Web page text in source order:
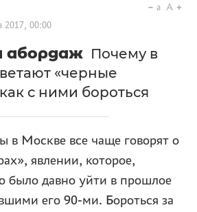
2017, 00:00
a A
Почему в
«черные
с ними бороться
в Москве все чаще говорят о
явлении, которое,
было давно уйти в прошлое
его 90-ми. Бороться за